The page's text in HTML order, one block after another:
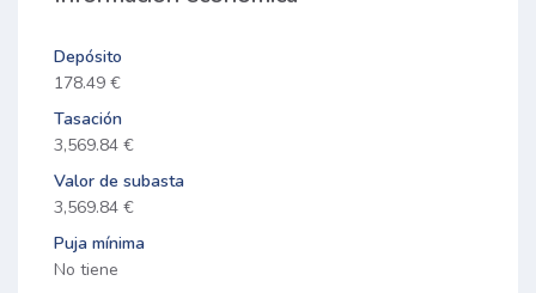
Depósito
178.49 €
Tasación
3,569.84 €
Valor de subasta
3,569.84 €
Puja mínima
No tiene